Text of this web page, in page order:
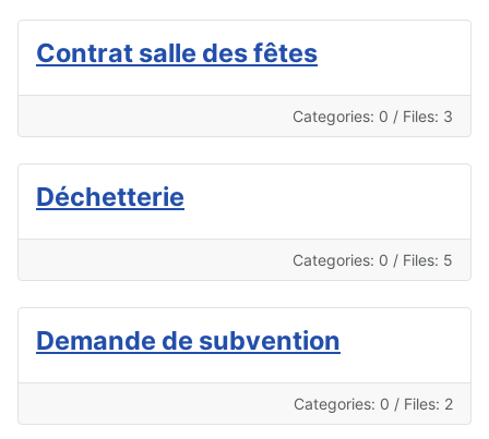
Contrat salle des fêtes
Categories: 0 / Files: 3
Déchetterie
Categories: 0 / Files: 5
Demande de subvention
Categories: 0 / Files: 2